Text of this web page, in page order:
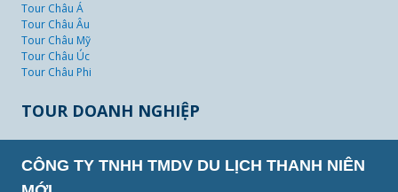
Tour Châu Á
Tour Châu Âu
Tour Châu Mỹ
Tour Châu Úc
Tour Châu Phi
TOUR DOANH NGHIỆP
CÔNG TY TNHH TMDV DU LỊCH THANH NIÊN